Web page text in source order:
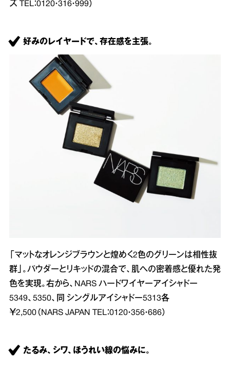
ズ TEL：0120・316・999）
好みのレイヤードで、存在感を主張。
「マットなオレンジブラウンと煌めく2色のグリーンは相性抜
群」。パウダーとリキッドの混合で、肌への密着感と優れた発
色を実現。右から、NARS ハードワイヤーアイシャドー
5349、5350、同 シングルアイシャドー5313各
￥2,500（NARS JAPAN TEL：0120・356・686）
たるみ、シワ、ほうれい線の悩みに。